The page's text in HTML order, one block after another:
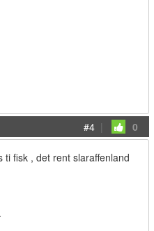
#4 | 0
fisk , det rent slaraffenland